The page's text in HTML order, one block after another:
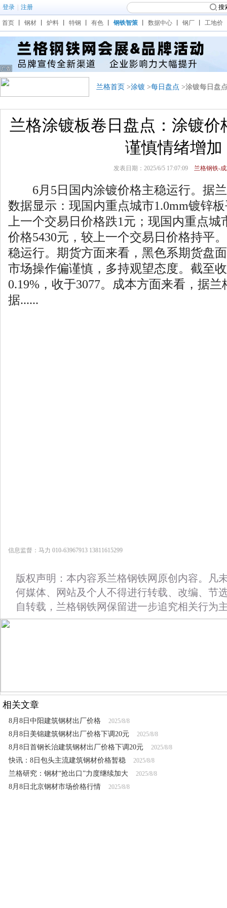
登录 注册 搜
首页 钢材 炉料 特钢 有色 钢铁智策 数据中心 钢厂 工地价
兰格首页 >涂镀 >每日盘点 >涂镀每日盘
兰格涂镀板卷日盘点：涂镀价
谨慎情绪增加
发表日期：2025/6/5 17:07:09兰格钢铁-成
6月5日国内涂镀价格主稳运行。据兰
数据显示：现国内重点城市1.0mm镀锌
上一个交易日价格跌1元；现国内重点城
价格5430元，较上一个交易日价格持平
稳运行。期货方面来看，黑色系期货盘
市场操作偏谨慎，多持观望态度。截至
0.19%，收于3077。成本方面来看，据
据......
信息监督：马力 010-63967913 13811615299
版权声明：本内容系兰格钢铁网原创内容。凡
何媒体、网站及个人不得进行转载、改编、节
自转载，兰格钢铁网保留进一步追究相关行为
相关文章
8月8日中阳建筑钢材出厂价格 2025/8/8
8月8日美锦建筑钢材出厂价格下调20元 2025/8/8
8月8日首钢长治建筑钢材出厂价格下调20元 2025/8/8
快讯：8日包头主流建筑钢材价格暂稳 2025/8/8
兰格研究：钢材“抢出口”力度继续加大 2025/8/8
8月8日北京钢材市场价格行情 2025/8/8